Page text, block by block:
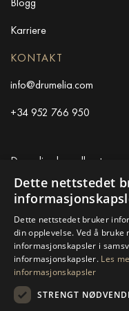
Karriere
KONTAKT
info@drumelia.com
+34 952 766 950
Drumelias hovedkontor
Centro de Negocios Puerta
Edificio B, Local 11
29660 Marbella
+34 952 766 950
info@drumelia.com
Linkedin
Dette nettstedet
Dette nettstedet bruker
din opplevelse. Ved å
informasjonskapsler i
informasjonskapsler. Les
informasjonskapsler
STRENGT